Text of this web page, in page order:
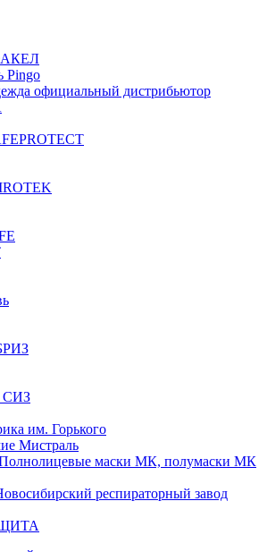
Pingo
официальный дистрибьютор
им. Горького
Мистраль
маски МК, полумаски МК
респираторный завод